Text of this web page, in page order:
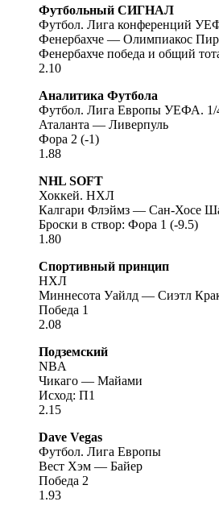
Футбольный СИГНАЛ
Футбол. Лига конференций
Фенербахче — Олимпиакос
Фенербахче победа и общий
2.10
Аналитика Футбола
Футбол. Лига Европы УЕФА. 1/
Аталанта — Ливерпуль
Фора 2 (-1)
1.88
NHL SOFT
Хоккей. НХЛ
Калгари Флэймз — Сан-Хосе
Броски в створ: Фора 1 (-9.5)
1.80
Спортивный принцип
НХЛ
Миннесота Уайлд — Сиэтл
Победа 1
2.08
Подземский
NBA
Чикаго — Майами
Исход: П1
2.15
Dave Vegas
Футбол. Лига Европы
Вест Хэм — Байер
Победа 2
1.93